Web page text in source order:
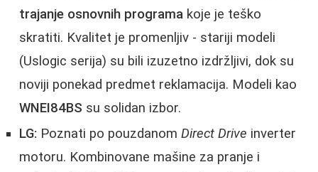
trajanje osnovnih programa koje je teško
skratiti. Kvalitet je promenljiv - stariji modeli
(Uslogic serija) su bili izuzetno izdržljivi, dok su
noviji ponekad predmet reklamacija. Modeli kao
WNEI84BS su solidan izbor.
LG: Poznati po pouzdanom Direct Drive inverter
motoru. Kombinovane mašine za pranje i